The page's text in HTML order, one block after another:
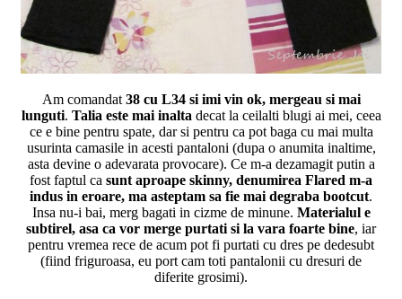
Am comandat38 cu L34 si imi vin ok, mergeau si mai
lunguti. Talia este mai inalta decat la ceilalti blugi ai mei, ceea
ce e bine pentru spate, dar si pentru ca pot baga cu mai multa
usurinta camasile in acesti pantaloni (dupa o anumita inaltime,
asta devine o adevarata provocare). Ce m-a dezamagit putin a
fost faptul ca sunt aproape skinny, denumirea Flared m-a
indus in eroare, ma asteptam sa fie mai degraba bootcut.
Insa nu-i bai, merg bagati in cizme de minune. Materialul e
subtirel, asa ca vor merge purtati si la vara foarte bine, iar
pentru vremea rece de acum pot fi purtati cu dres pe dedesubt
(fiind friguroasa, eu port cam toti pantalonii cu dresuri de
diferite grosimi).